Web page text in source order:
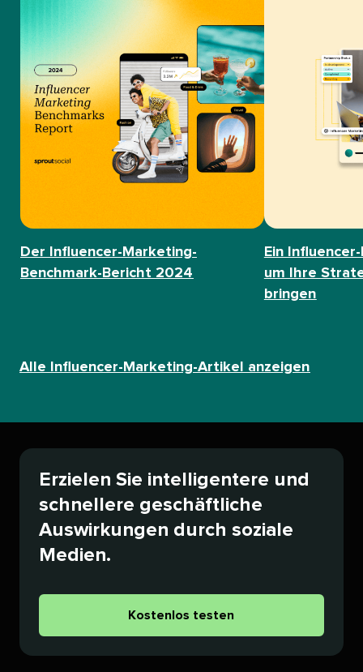
Der Influencer-Marketing-
Benchmark-Bericht 2024​​
Ein
um Ihre
bringen​​
Alle Influencer-Marketing-Artikel anzeigen​​
Erzielen Sie intelligentere und
schnellere geschäftliche
Auswirkungen durch soziale
Medien.​​
Kostenlos testen​​